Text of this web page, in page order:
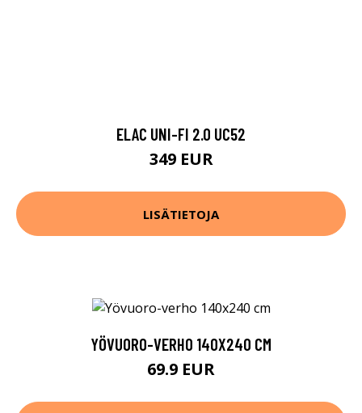
ELAC UNI-FI 2.0 UC52
349 EUR
LISÄTIETOJA
YÖVUORO-VERHO 140X240 CM
69.9 EUR